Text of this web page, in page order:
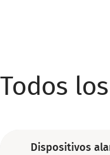
Todos
Dispositivos